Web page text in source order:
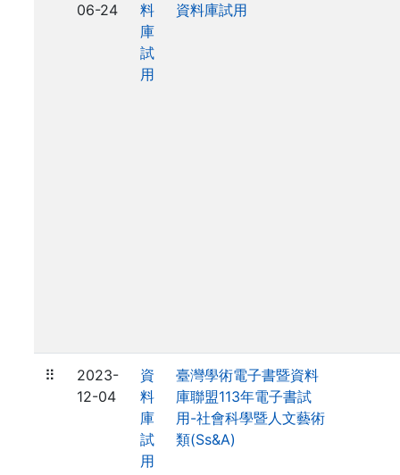
06-24
料
庫
試
用
資料庫試用
⠿
2023-
12-04
資
料
庫
試
用
臺灣學術電子書暨資料
庫聯盟113年電子書試
用-社會科學暨人文藝術
類(Ss&A)